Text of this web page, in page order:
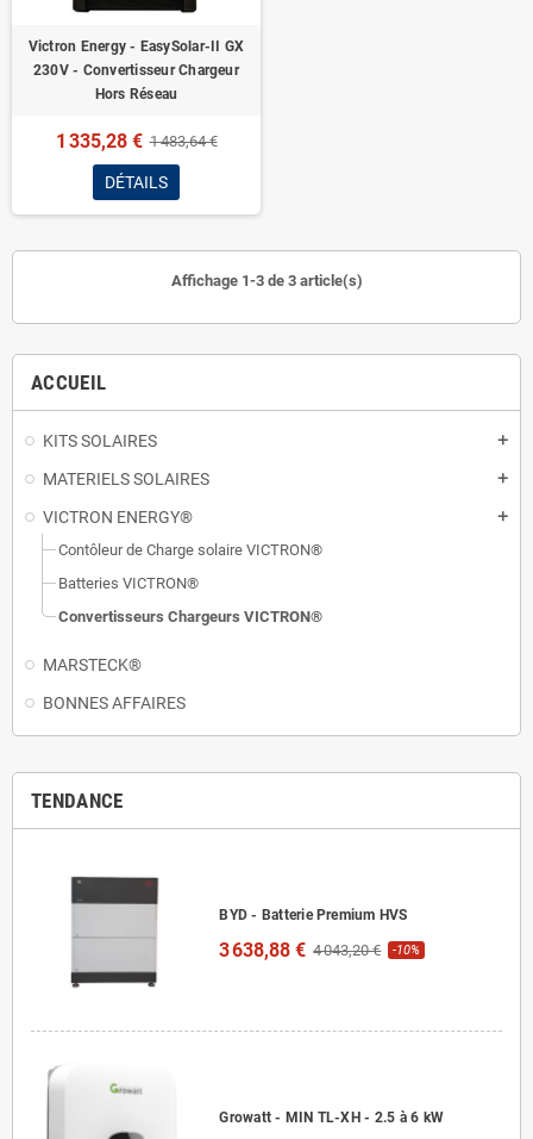
ACCUEIL
KITS SOLAIRES add
MATERIELS SOLAIRES add
VICTRON ENERGY® add
Contôleur de Charge solaire VICTRON®
Batteries VICTRON®
Convertisseurs Chargeurs VICTRON®
MARSTECK®
BONNES AFFAIRES
TENDANCE
BYD - Batterie Premium HVS
3 638,88 € 4 043,20 € -10%
Growatt - MIN TL-XH - 2.5 à 6 kW
Victron Energy - EasySolar-II GX
230V - Convertisseur Chargeur
Hors Réseau
1 335,28 € 1 483,64 €
DÉTAILS
Affichage 1-3 de 3 article(s)